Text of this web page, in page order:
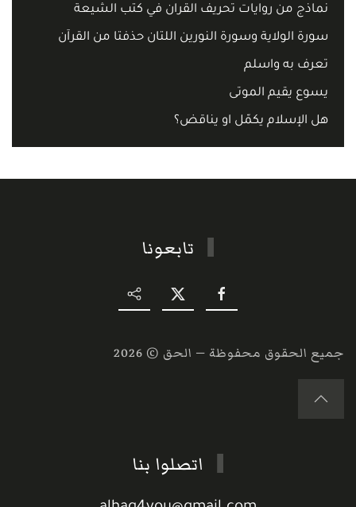
نماذج من روايات تحريف القران في كتب الشيعة
سورة الولاية وسورة النورين اللتان حذفتا من القرآن
تعرف به واسلم
يسوع يقيم الموتى
هل الإسلام يكمّل او يناقض؟
تابعونا
جميع الحقوق محفوظة — الحق © 2026
اتصلوا بنا